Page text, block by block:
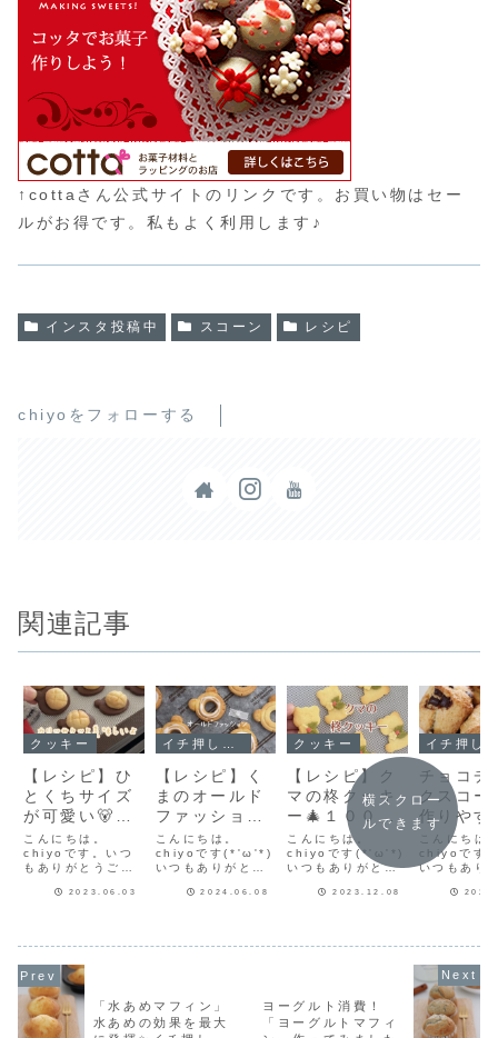
↑cottaさん公式サイトのリンクです。お買い物はセー
ルがお得です。私もよく利用します♪
インスタ投稿中 スコーン レシピ
chiyoをフォローする
関連記事
クッキー
【レシピ】ひ
とくちサイズ
が可愛い🐻く
まのメロンパ
ンクッキー♥
メロンパンの
さくさくカリ
こんにちは。
chiyoです。いつ
もありがとうござ
ココアクッキー生
撮ったもの🐻今日
は基本のココアク
ッキー生地を使っ
たオリジナルクッ
キー「くまのメロ
2023.06.03
【レシピ】く
まのオールド
ファッション
風クッキー♡
ちっちゃくて
可愛い♡レモ
ンアイシング
こんにちは。
chiyoです(*'ω'*)
いつもありがとう
ツのオールドファ
「くまのオールド
ファッション風
2024.06.08
クッキー
【レシピ】ク
マの柊クッキ
ー🎄１００均
で可愛い製菓
材料見つけま
した♡クリス
マスクッキー
こんにちは。
chiyoです(*'ω'*)
いつもありがとう
クリスマスクッキ
ってみました(*
´ω`*)インスタに
2023.12.08
チョコチ
クスコ
作りやす
量レシ
でも美味
スコーン
ピだよ！
こんにちは
chiyoです
いつもあり
ってきてス
♡生クリー
ったスコー
つもは１１
い出来るレ
回は６個出
横スクロー
ルできます
「水あめマフィン」
水あめの効果を最大
ヨーグルト消費！
「ヨーグルトマフィ